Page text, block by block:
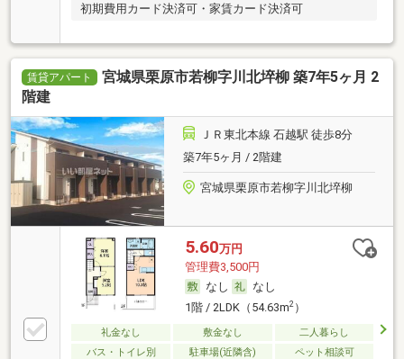
初期費用カード決済可・家賃カード決済可
賃貸アパート
宮城県栗原市若柳字川北埣柳 築7年5ヶ月 2
階建
ＪＲ東北本線 石越駅 徒歩8分
築7年5ヶ月 / 2階建
宮城県栗原市若柳字川北埣柳
5.60万円
管理費3,500円
なし
なし
1階 / 2LDK（54.63m2）
礼金なし 敷金なし
二人暮らし
バス・トイレ別
駐車場(近隣含) ペット相談可